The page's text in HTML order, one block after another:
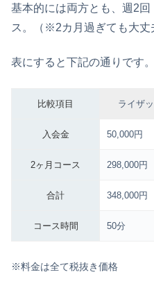
基本的には両方とも、週2
ス。（※2カ月過ぎても大丈
表にすると下記の通りです。
比較項目 ライザ
入会金 50,000円
2ヶ月コース 298,000円
合計 348,000円
コース時間 50分
※料金は全て税抜き価格